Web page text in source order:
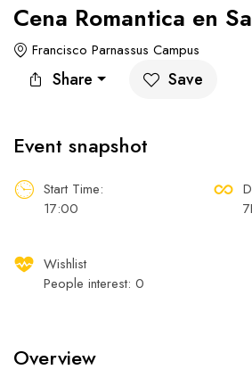
Guía de turismo
Paquetes
WhatsApp
Cena Romantica en
Francisco Parnassus Campus
Share Save
Event snapshot
Start Time:
17:00
Wishlist
People interest: 0
Overview